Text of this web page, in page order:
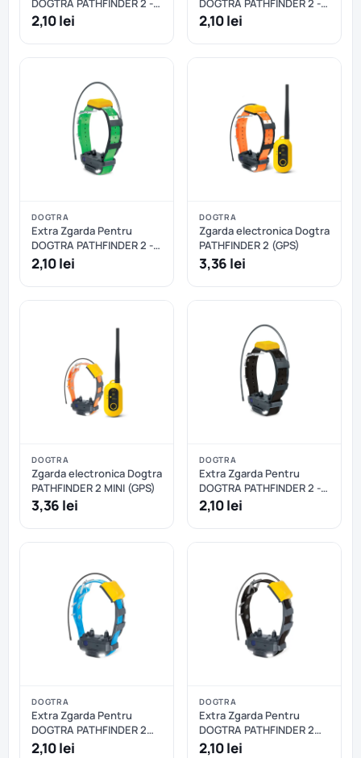
DOGTRA PATHFINDER 2 -
Negru
2,10 lei
DOGTRA PATHFINDER 2 -
Portocaliu
2,10 lei
DOGTRA
Extra Zgarda Pentru
DOGTRA PATHFINDER 2 -
Verde
2,10 lei
DOGTRA
Zgarda electronica Dogtra
PATHFINDER 2 (GPS)
3,36 lei
DOGTRA
Zgarda electronica Dogtra
PATHFINDER 2 MINI (GPS)
3,36 lei
DOGTRA
Extra Zgarda Pentru
DOGTRA PATHFINDER 2 -
Albastru
2,10 lei
DOGTRA
Extra Zgarda Pentru
DOGTRA PATHFINDER 2
MINI - Albastru
2,10 lei
DOGTRA
Extra Zgarda Pentru
DOGTRA PATHFINDER 2
MINI - Negru
2,10 lei